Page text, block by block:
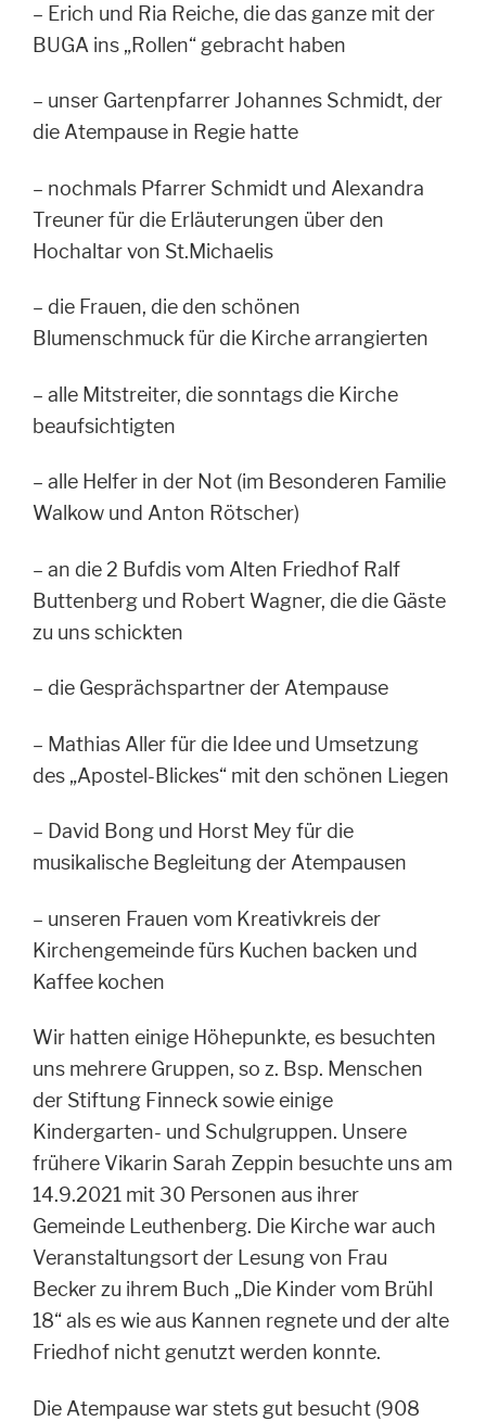
– Erich und Ria Reiche, die das ganze mit der
BUGA ins „Rollen“ gebracht haben
– unser Gartenpfarrer Johannes Schmidt, der
die Atempause in Regie hatte
– nochmals Pfarrer Schmidt und Alexandra
Treuner für die Erläuterungen über den
Hochaltar von St.Michaelis
– die Frauen, die den schönen
Blumenschmuck für die Kirche arrangierten
– alle Mitstreiter, die sonntags die Kirche
beaufsichtigten
– alle Helfer in der Not (im Besonderen Familie
Walkow und Anton Rötscher)
– an die 2 Bufdis vom Alten Friedhof Ralf
Buttenberg und Robert Wagner, die die Gäste
zu uns schickten
– die Gesprächspartner der Atempause
– Mathias Aller für die Idee und Umsetzung
des „Apostel-Blickes“ mit den schönen Liegen
– David Bong und Horst Mey für die
musikalische Begleitung der Atempausen
– unseren Frauen vom Kreativkreis der
Kirchengemeinde fürs Kuchen backen und
Kaffee kochen
Wir hatten einige Höhepunkte, es besuchten
uns mehrere Gruppen, so z. Bsp. Menschen
der Stiftung Finneck sowie einige
Kindergarten- und Schulgruppen. Unsere
frühere Vikarin Sarah Zeppin besuchte uns am
14.9.2021 mit 30 Personen aus ihrer
Gemeinde Leuthenberg. Die Kirche war auch
Veranstaltungsort der Lesung von Frau
Becker zu ihrem Buch „Die Kinder vom Brühl
18“ als es wie aus Kannen regnete und der alte
Friedhof nicht genutzt werden konnte.
Die Atempause war stets gut besucht (908